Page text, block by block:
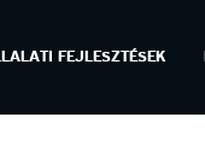
FEJLESZTÉSEK